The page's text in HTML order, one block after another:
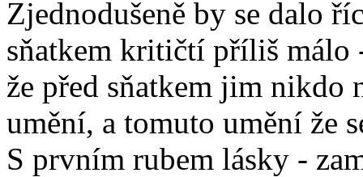
Zjednodušeně by se dalo
sňatkem kritičtí příliš málo
že před sňatkem jim nikdo
umění, a tomuto umění že
S prvním rubem lásky -